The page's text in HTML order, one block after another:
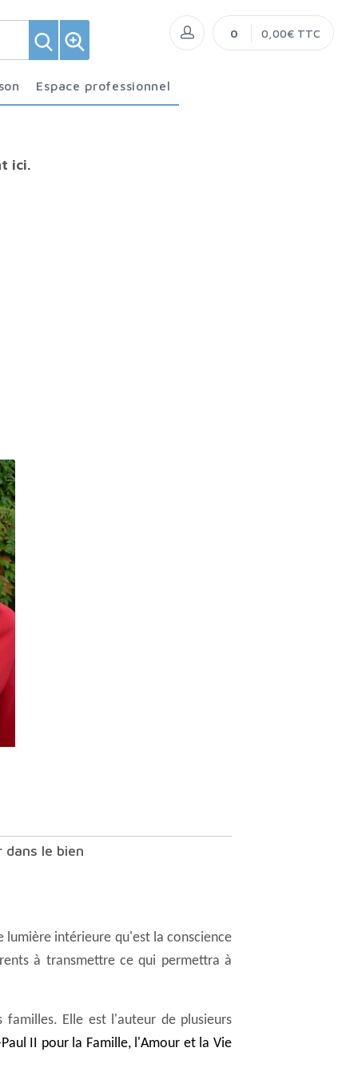
Espace professionnel
0 0,00€ TTC
ici.
dans le bien
à transmettre ce qui permettra à
Paul II pour la Famille, l'Amour et la Vie